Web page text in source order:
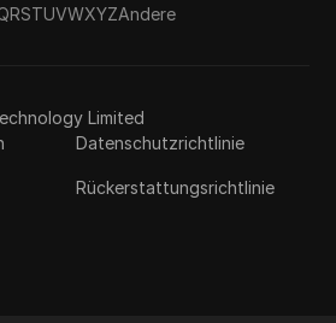
RSTUVWXYZAndere
Limited
Datenschutzrichtlinie
Rückerstattungsrichtlinie